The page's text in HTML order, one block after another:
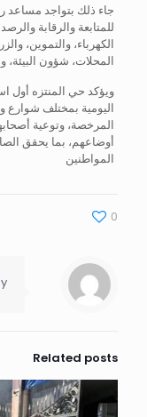
جاء ذلك بتواجد مساعد
للمتابعة والرقابة
الكهرباء، والتموين،
المحلات، شؤون البيئة،
ويؤكد حي المنتزه أول
اليومية بمختلف شوارع
المرخصة، وتوعية
أوضاعهم، بما يحقق
المواطنين
0
Related posts